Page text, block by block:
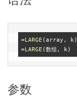
=LARGE (array, k)
=LARGE
参数